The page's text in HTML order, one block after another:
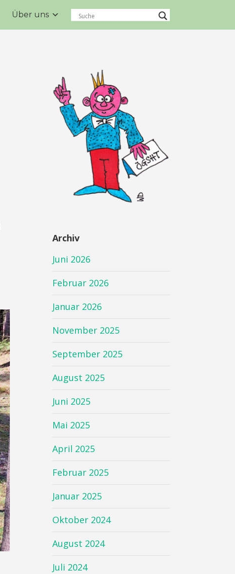
Über uns
Archiv
Juni 2026
Februar 2026
Januar 2026
November 2025
September 2025
August 2025
Juni 2025
Mai 2025
April 2025
Februar 2025
Januar 2025
Oktober 2024
August 2024
Juli 2024